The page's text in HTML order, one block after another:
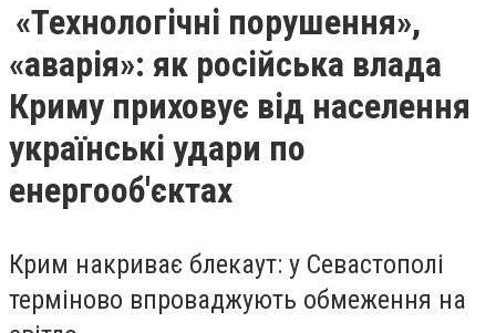
«Технологічні порушення»,
«аварія»: як російська влада
Криму приховує від населення
українські удари по
енергооб'єктах
Крим накриває блекаут: у Севастополі
терміново впроваджують обмеження на